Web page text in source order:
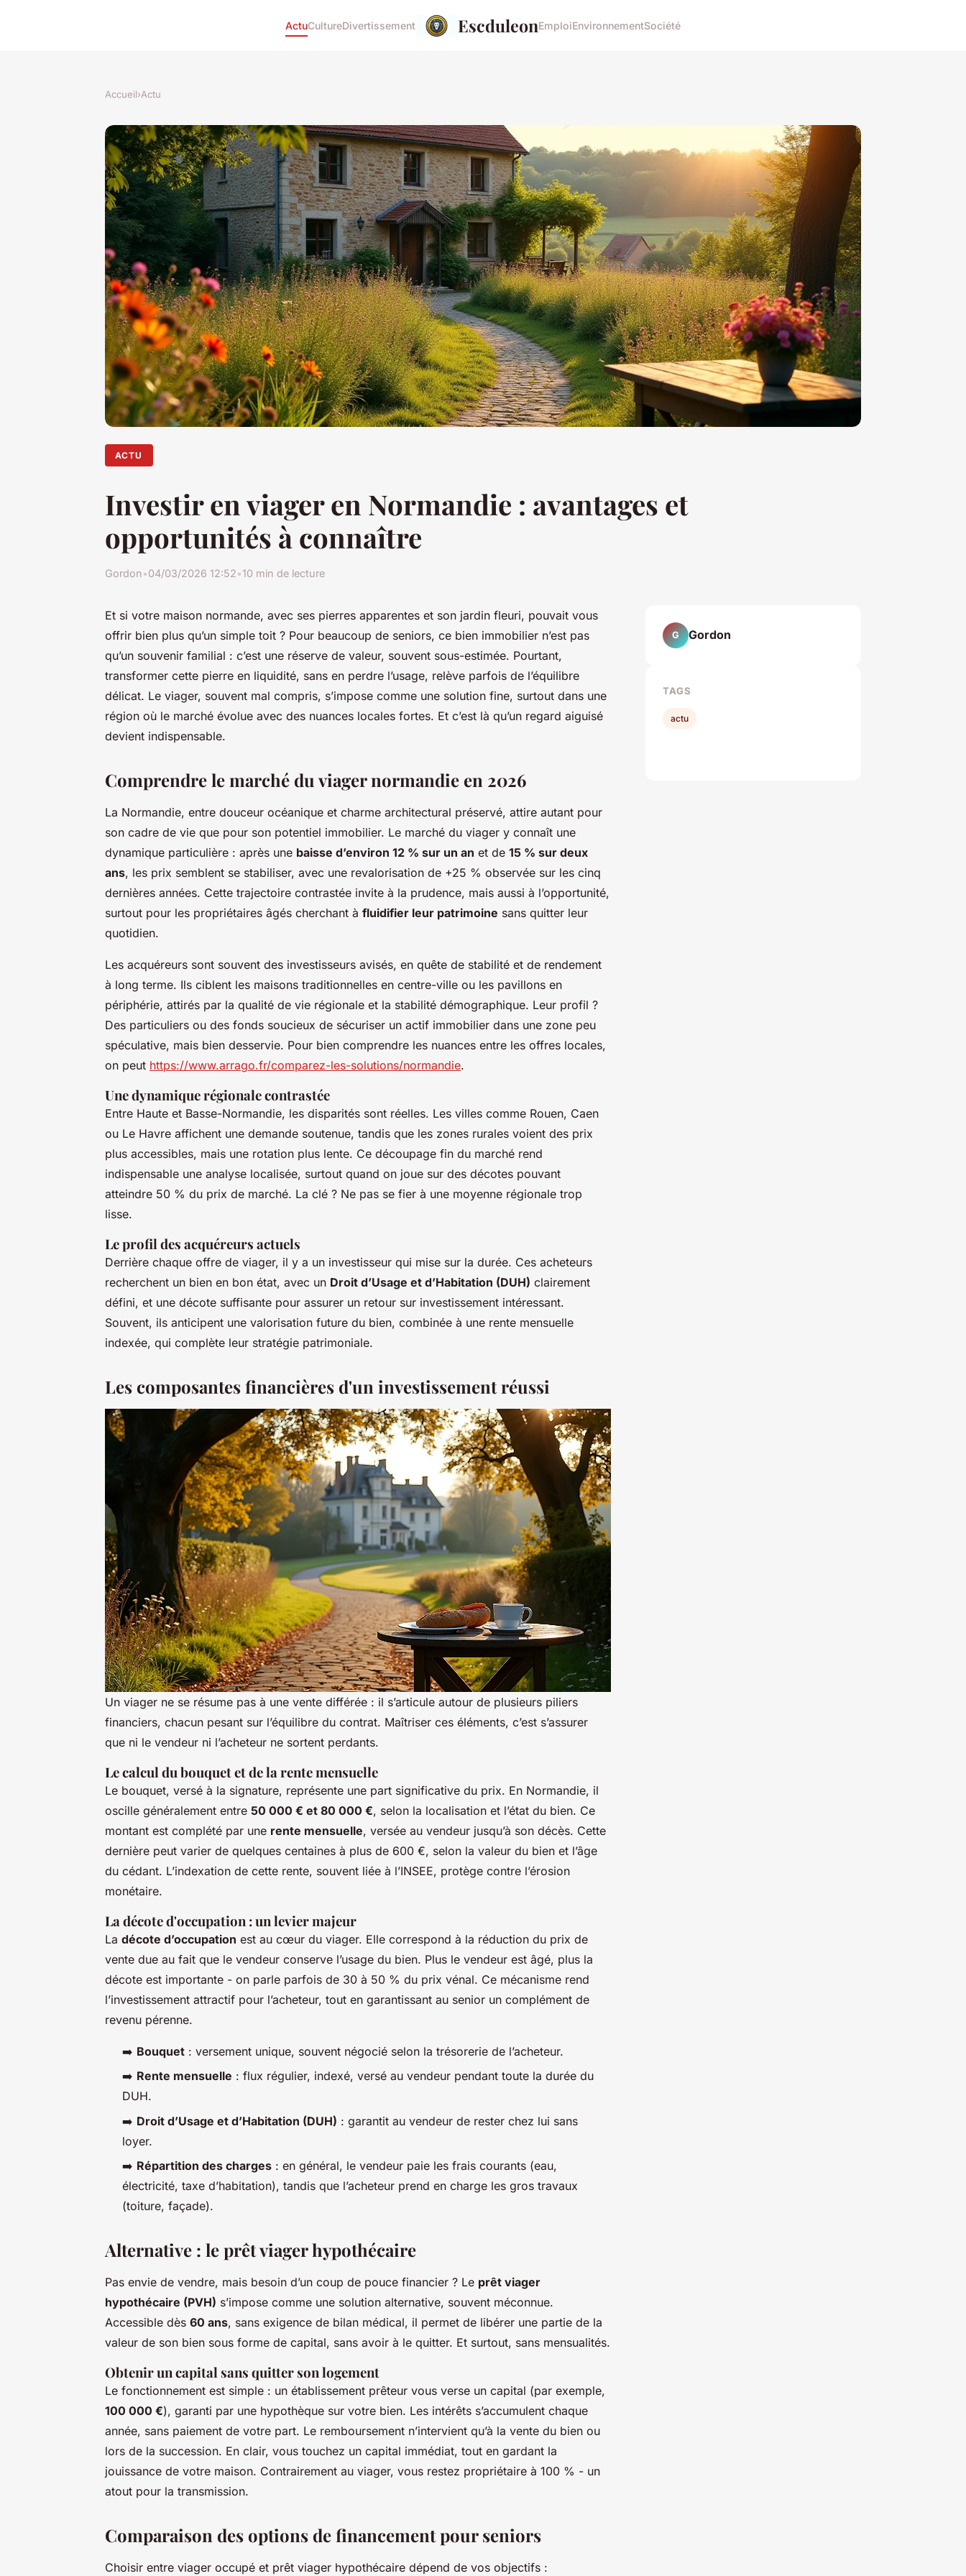
ActuCultureDivertissement EscduleonEmploiEnvironnementSociété
Accueil›Actu
ACTU
Investir en viager en Normandie : avantages et
opportunités à connaître
Gordon•04/03/2026 12:52•10 min de lecture
Et si votre maison normande, avec ses pierres apparentes et son jardin fleuri, pouvait vous
offrir bien plus qu’un simple toit ? Pour beaucoup de seniors, ce bien immobilier n’est pas
qu’un souvenir familial : c’est une réserve de valeur, souvent sous-estimée. Pourtant,
transformer cette pierre en liquidité, sans en perdre l’usage, relève parfois de l’équilibre
délicat. Le viager, souvent mal compris, s’impose comme une solution fine, surtout dans une
région où le marché évolue avec des nuances locales fortes. Et c’est là qu’un regard aiguisé
devient indispensable.
Comprendre le marché du viager normandie en 2026
La Normandie, entre douceur océanique et charme architectural préservé, attire autant pour
son cadre de vie que pour son potentiel immobilier. Le marché du viager y connaît une
dynamique particulière : après une baisse d’environ 12 % sur un an et de 15 % sur deux
ans, les prix semblent se stabiliser, avec une revalorisation de +25 % observée sur les cinq
dernières années. Cette trajectoire contrastée invite à la prudence, mais aussi à l’opportunité,
surtout pour les propriétaires âgés cherchant à fluidifier leur patrimoine sans quitter leur
quotidien.
Les acquéreurs sont souvent des investisseurs avisés, en quête de stabilité et de rendement
à long terme. Ils ciblent les maisons traditionnelles en centre-ville ou les pavillons en
périphérie, attirés par la qualité de vie régionale et la stabilité démographique. Leur profil ?
Des particuliers ou des fonds soucieux de sécuriser un actif immobilier dans une zone peu
spéculative, mais bien desservie. Pour bien comprendre les nuances entre les offres locales,
on peut https://www.arrago.fr/comparez-les-solutions/normandie.
Une dynamique régionale contrastée
Entre Haute et Basse-Normandie, les disparités sont réelles. Les villes comme Rouen, Caen
ou Le Havre affichent une demande soutenue, tandis que les zones rurales voient des prix
plus accessibles, mais une rotation plus lente. Ce découpage fin du marché rend
indispensable une analyse localisée, surtout quand on joue sur des décotes pouvant
atteindre 50 % du prix de marché. La clé ? Ne pas se fier à une moyenne régionale trop
lisse.
Le profil des acquéreurs actuels
Derrière chaque offre de viager, il y a un investisseur qui mise sur la durée. Ces acheteurs
recherchent un bien en bon état, avec un Droit d’Usage et d’Habitation (DUH) clairement
défini, et une décote suffisante pour assurer un retour sur investissement intéressant.
Souvent, ils anticipent une valorisation future du bien, combinée à une rente mensuelle
indexée, qui complète leur stratégie patrimoniale.
Les composantes financières d'un investissement réussi
Un viager ne se résume pas à une vente différée : il s’articule autour de plusieurs piliers
financiers, chacun pesant sur l’équilibre du contrat. Maîtriser ces éléments, c’est s’assurer
que ni le vendeur ni l’acheteur ne sortent perdants.
Le calcul du bouquet et de la rente mensuelle
Le bouquet, versé à la signature, représente une part significative du prix. En Normandie, il
oscille généralement entre 50 000 € et 80 000 €, selon la localisation et l’état du bien. Ce
montant est complété par une rente mensuelle, versée au vendeur jusqu’à son décès. Cette
dernière peut varier de quelques centaines à plus de 600 €, selon la valeur du bien et l’âge
du cédant. L’indexation de cette rente, souvent liée à l’INSEE, protège contre l’érosion
monétaire.
La décote d'occupation : un levier majeur
La décote d’occupation est au cœur du viager. Elle correspond à la réduction du prix de
vente due au fait que le vendeur conserve l’usage du bien. Plus le vendeur est âgé, plus la
décote est importante - on parle parfois de 30 à 50 % du prix vénal. Ce mécanisme rend
l’investissement attractif pour l’acheteur, tout en garantissant au senior un complément de
revenu pérenne.
➡️ Bouquet : versement unique, souvent négocié selon la trésorerie de l’acheteur.
➡️ Rente mensuelle : flux régulier, indexé, versé au vendeur pendant toute la durée du
DUH.
➡️ Droit d’Usage et d’Habitation (DUH) : garantit au vendeur de rester chez lui sans
loyer.
➡️ Répartition des charges : en général, le vendeur paie les frais courants (eau,
électricité, taxe d’habitation), tandis que l’acheteur prend en charge les gros travaux
(toiture, façade).
Alternative : le prêt viager hypothécaire
Pas envie de vendre, mais besoin d’un coup de pouce financier ? Le prêt viager
hypothécaire (PVH) s’impose comme une solution alternative, souvent méconnue.
Accessible dès 60 ans, sans exigence de bilan médical, il permet de libérer une partie de la
valeur de son bien sous forme de capital, sans avoir à le quitter. Et surtout, sans mensualités.
Obtenir un capital sans quitter son logement
Le fonctionnement est simple : un établissement prêteur vous verse un capital (par exemple,
100 000 €), garanti par une hypothèque sur votre bien. Les intérêts s’accumulent chaque
année, sans paiement de votre part. Le remboursement n’intervient qu’à la vente du bien ou
lors de la succession. En clair, vous touchez un capital immédiat, tout en gardant la
jouissance de votre maison. Contrairement au viager, vous restez propriétaire à 100 % - un
atout pour la transmission.
Comparaison des options de financement pour seniors
Choisir entre viager occupé et prêt viager hypothécaire dépend de vos objectifs :
G Gordon
TAGS
actu